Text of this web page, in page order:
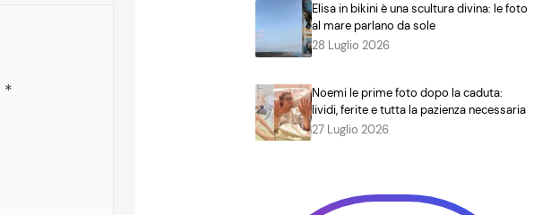
*
Elisa in bikini è una scultura divina: le foto
al mare parlano da sole
28 Luglio 2026
Noemi le prime foto dopo la caduta:
lividi, ferite e tutta la pazienza necessaria
27 Luglio 2026